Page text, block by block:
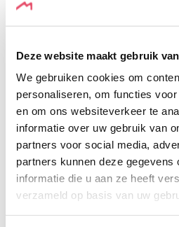
Deze website maakt gebruik
We gebruiken cookies om
personaliseren, om functies
en om ons websiteverkeer te
informatie over uw gebruik van
partners voor social media,
partners kunnen deze gegevens
informatie die u aan ze heeft
verzameld op basis van uw
Aantal personen per kamer
Huisdieren : nee